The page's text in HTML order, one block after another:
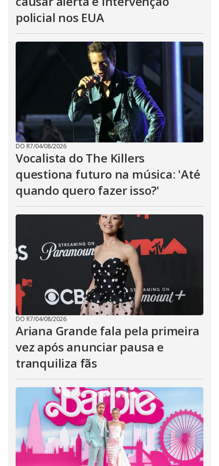
policial nos EUA
DO R7/04/08/2026
Vocalista do The Killers
questiona futuro na música: 'Até
quando quero fazer isso?'
DO R7/04/08/2026
Ariana Grande fala pela primeira
vez após anunciar pausa e
tranquiliza fãs